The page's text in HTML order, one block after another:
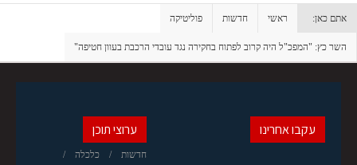
אתם כאן: ראשי חדשות פוליטיקה
השר כץ: "המפכ"ל היה קרוב לפתוח בחקירה נגד עובדי הרכבת בעוון חטיפה"
ערוצי תוכן
חדשות כלכלה
עקבו אחרינו